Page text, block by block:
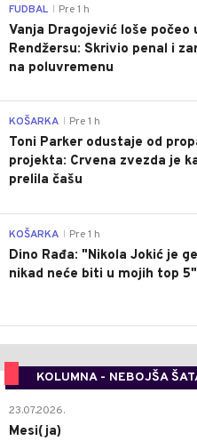
FUDBAL Pre 1 h
Vanja Dragojević loše počeo
Rendžersu: Skrivio penal i
na poluvremenu
KOŠARKA Pre 1 h
Toni Parker odustaje od
projekta: Crvena zvezda je
prelila čašu
KOŠARKA Pre 1 h
Dino Rađa: "Nikola Jokić je
nikad neće biti u mojih top 5"
KOLUMNA - NEBOJŠA
23.07.2026.
Mesi(ja)